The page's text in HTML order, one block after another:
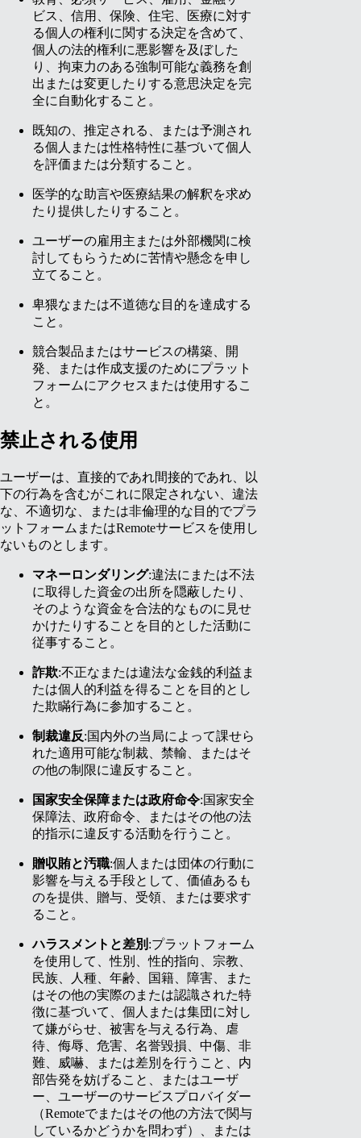
ビス、信用、保険、住宅、医療に対す
る個人の権利に関する決定を含めて、
個人の法的権利に悪影響を及ぼした
り、拘束力のある強制可能な義務を創
出または変更したりする意思決定を完
全に自動化すること。
既知の、推定される、または予測され
る個人または性格特性に基づいて個人
を評価または分類すること。
医学的な助言や医療結果の解釈を求め
たり提供したりすること。
ユーザーの雇用主または外部機関に検
討してもらうために苦情や懸念を申し
立てること。
卑猥なまたは不道徳な目的を達成する
こと。
競合製品またはサービスの構築、開
発、または作成支援のためにプラット
フォームにアクセスまたは使用するこ
と。
禁止される使用
ユーザーは、直接的であれ間接的であれ、以
下の行為を含むがこれに限定されない、違法
な、不適切な、または非倫理的な目的でプラ
ットフォームまたはRemoteサービスを使用し
ないものとします。
マネーロンダリング:違法にまたは不法
に取得した資金の出所を隠蔽したり、
そのような資金を合法的なものに見せ
かけたりすることを目的とした活動に
従事すること。
詐欺:不正なまたは違法な金銭的利益ま
たは個人的利益を得ることを目的とし
た欺瞞行為に参加すること。
制裁違反:国内外の当局によって課せら
れた適用可能な制裁、禁輸、またはそ
の他の制限に違反すること。
国家安全保障または政府命令:国家安全
保障法、政府命令、またはその他の法
的指示に違反する活動を行うこと。
贈収賄と汚職:個人または団体の行動に
影響を与える手段として、価値あるも
のを提供、贈与、受領、または要求す
ること。
ハラスメントと差別 :プラットフォーム
を使用して、性別、性的指向、宗教、
民族、人種、年齢、国籍、障害、また
はその他の実際のまたは認識された特
徴に基づいて、個人または集団に対し
て嫌がらせ、被害を与える行為、虐
待、侮辱、危害、名誉毀損、中傷、非
難、威嚇、または差別を行うこと、内
部告発を妨げること、またはユーザ
ー、ユーザーのサービスプロバイダー
（Remoteでまたはその他の方法で関与
しているかどうかを問わず）、または